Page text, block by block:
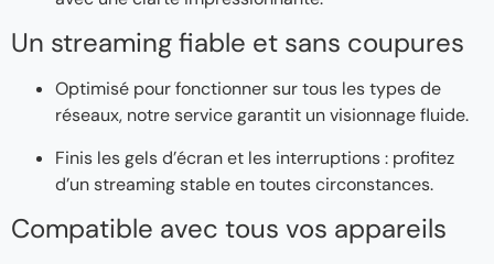
Un streaming fiable et sans coupures
Optimisé pour fonctionner sur tous les types de
réseaux, notre service garantit un visionnage fluide.
Finis les gels d’écran et les interruptions : profitez
d’un streaming stable en toutes circonstances.
Compatible avec tous vos appareils